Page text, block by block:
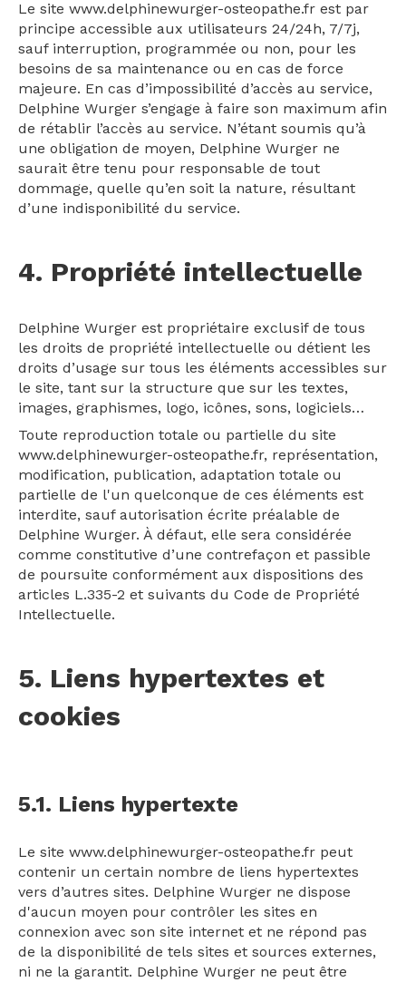
Le site www.delphinewurger-osteopathe.fr est par
principe accessible aux utilisateurs 24/24h, 7/7j,
sauf interruption, programmée ou non, pour les
besoins de sa maintenance ou en cas de force
majeure. En cas d’impossibilité d’accès au service,
Delphine Wurger s’engage à faire son maximum afin
de rétablir l’accès au service. N’étant soumis qu’à
une obligation de moyen, Delphine Wurger ne
saurait être tenu pour responsable de tout
dommage, quelle qu’en soit la nature, résultant
d’une indisponibilité du service.
4. Propriété intellectuelle
Delphine Wurger est propriétaire exclusif de tous
les droits de propriété intellectuelle ou détient les
droits d’usage sur tous les éléments accessibles sur
le site, tant sur la structure que sur les textes,
images, graphismes, logo, icônes, sons, logiciels…
Toute reproduction totale ou partielle du site
www.delphinewurger-osteopathe.fr, représentation,
modification, publication, adaptation totale ou
partielle de l'un quelconque de ces éléments est
interdite, sauf autorisation écrite préalable de
Delphine Wurger. À défaut, elle sera considérée
comme constitutive d’une contrefaçon et passible
de poursuite conformément aux dispositions des
articles L.335-2 et suivants du Code de Propriété
Intellectuelle.
5. Liens hypertextes et
cookies
5.1. Liens hypertexte
Le site www.delphinewurger-osteopathe.fr peut
contenir un certain nombre de liens hypertextes
vers d’autres sites. Delphine Wurger ne dispose
d'aucun moyen pour contrôler les sites en
connexion avec son site internet et ne répond pas
de la disponibilité de tels sites et sources externes,
ni ne la garantit. Delphine Wurger ne peut être